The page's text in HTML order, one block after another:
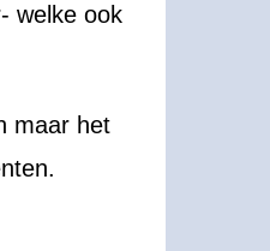
welke ook
maar het